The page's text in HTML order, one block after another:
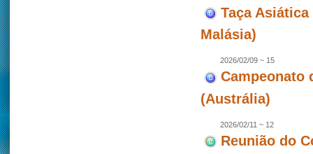
Taça
Malásia)
2026/02/09 ~ 15
Campeonato
(Austrália)
2026/02/11 ~ 12
Reunião do